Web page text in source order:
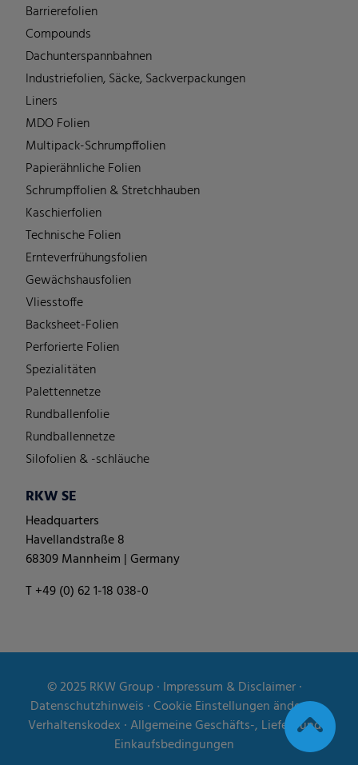
Barrierefolien
Compounds
Dachunterspannbahnen
Industriefolien, Säcke, Sackverpackungen
Liners
MDO Folien
Multipack-Schrumpffolien
Papierähnliche Folien
Schrumpffolien & Stretchhauben
Kaschierfolien
Technische Folien
Ernteverfrühungsfolien
Gewächshausfolien
Vliesstoffe
Backsheet-Folien
Perforierte Folien
Spezialitäten
Palettennetze
Rundballenfolie
Rundballennetze
Silofolien & -schläuche
RKW SE
Headquarters
Havellandstraße 8
68309 Mannheim | Germany
T +49 (0) 62 1-18 038-0
© 2025RKW Group∙ Impressum & Disclaimer∙
Datenschutzhinweis ∙Cookie Einstellungen ändern∙
Verhaltenskodex ∙Allgemeine Geschäfts-, Liefer- und
Einkaufsbedingungen